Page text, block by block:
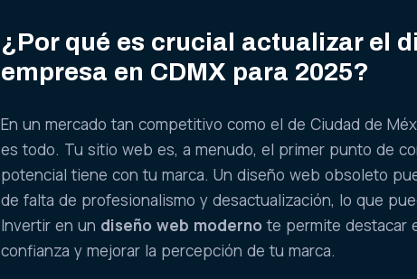
¿Por qué es crucial actualizar el
empresa en CDMX para 2025?
En un mercado tan competitivo como el de Ciudad de
es todo. Tu sitio web es, a menudo, el primer punto de
potencial tiene con tu marca. Un diseño web obsoleto
de falta de profesionalismo y desactualización, lo que
Invertir en un diseño web moderno te permite destacar
confianza y mejorar la percepción de tu marca.